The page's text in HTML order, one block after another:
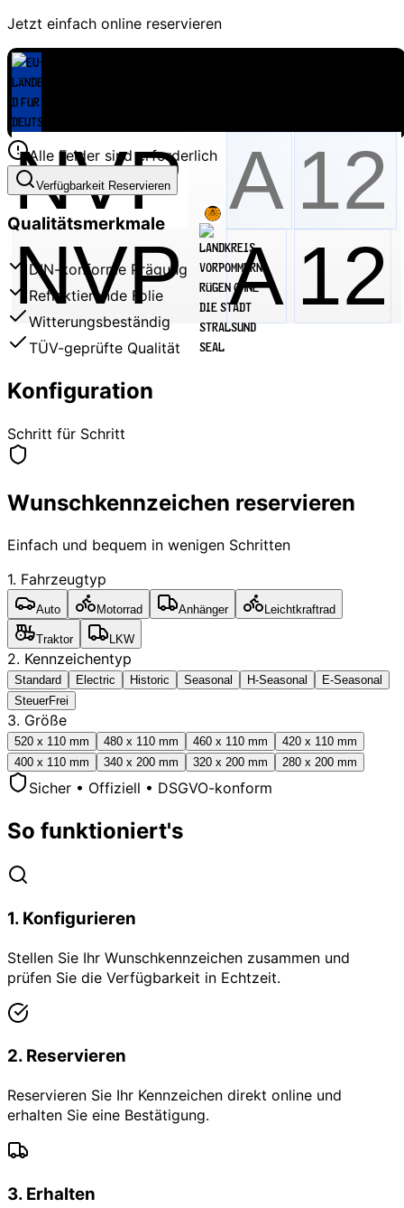
Jetzt einfach online reservieren
NVP A 12
Alle Felder sind erforderlich
Verfügbarkeit Reservieren
Qualitätsmerkmale
DIN-konforme Prägung
Reflektierende Folie
Witterungsbeständig
TÜV-geprüfte Qualität
Konfiguration
Schritt für Schritt
Wunschkennzeichen reservieren
Einfach und bequem in wenigen Schritten
1. Fahrzeugtyp
Auto Motorrad Anhänger Leichtkraftrad
Traktor LKW
2. Kennzeichentyp
Standard Electric Historic Seasonal H-Seasonal
E-Seasonal
SteuerFrei
3. Größe
520 x 110 mm 480 x 110 mm 460 x 110 mm
420 x 110 mm
400 x 110 mm
340 x 200 mm 320 x 200 mm 280 x 200 mm
Sicher • Offiziell • DSGVO-konform
So funktioniert's
1. Konfigurieren
Stellen Sie Ihr Wunschkennzeichen zusammen und
prüfen Sie die Verfügbarkeit in Echtzeit.
2. Reservieren
Reservieren Sie Ihr Kennzeichen direkt online und
erhalten Sie eine Bestätigung.
3. Erhalten